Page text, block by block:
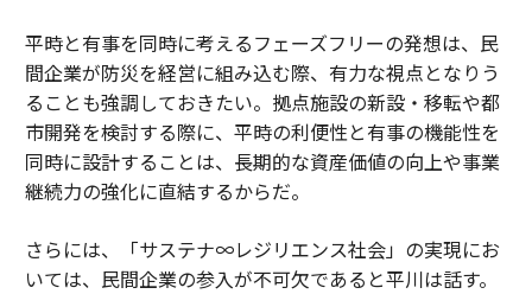
平時と有事を同時に考えるフェーズフリーの発想は、民
間企業が防災を経営に組み込む際、有力な視点となりう
ることも強調しておきたい。拠点施設の新設・移転や都
市開発を検討する際に、平時の利便性と有事の機能性を
同時に設計することは、長期的な資産価値の向上や事業
継続力の強化に直結するからだ。
さらには、「サステナ∞レジリエンス社会」の実現にお
いては、民間企業の参入が不可欠であると平川は話す。